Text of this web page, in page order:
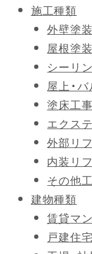
施工種類
外壁塗装
屋根塗装
シーリ
屋上・
塗床工
エクス
外部リ
内装リ
その他
建物種類
賃貸マ
戸建住宅